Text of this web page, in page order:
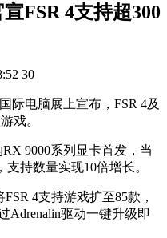
FSR 4支持超300
30
际电脑展上宣布，FSR 4及
戏。
9000系列显卡首发，当
持数量实现10倍增长。
4支持游戏扩至85款，
Adrenalin驱动一键升级即